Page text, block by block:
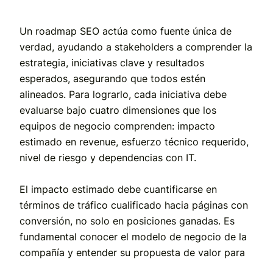
Un roadmap SEO actúa como fuente única de
verdad, ayudando a stakeholders a comprender la
estrategia, iniciativas clave y resultados
esperados, asegurando que todos estén
alineados. Para lograrlo, cada iniciativa debe
evaluarse bajo cuatro dimensiones que los
equipos de negocio comprenden: impacto
estimado en revenue, esfuerzo técnico requerido,
nivel de riesgo y dependencias con IT.
El impacto estimado debe cuantificarse en
términos de tráfico cualificado hacia páginas con
conversión, no solo en posiciones ganadas. Es
fundamental conocer el modelo de negocio de la
compañía y entender su propuesta de valor para